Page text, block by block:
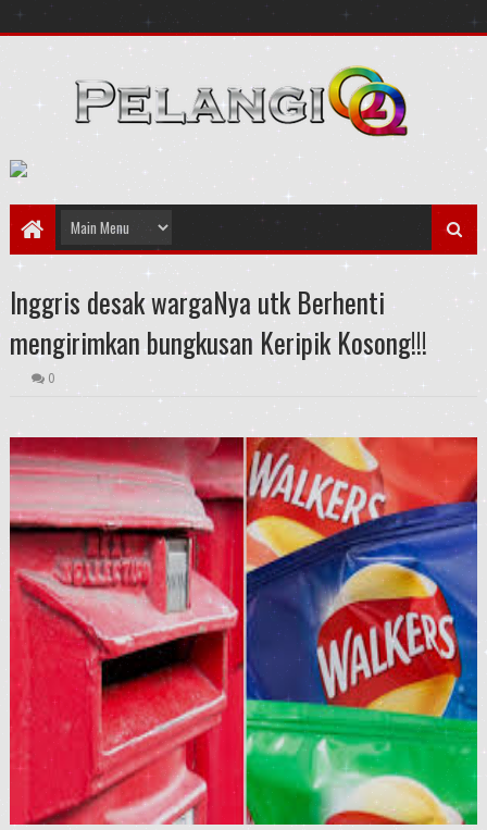
Inggris desak wargaNya utk Berhenti
mengirimkan bungkusan Keripik Kosong!!!
0